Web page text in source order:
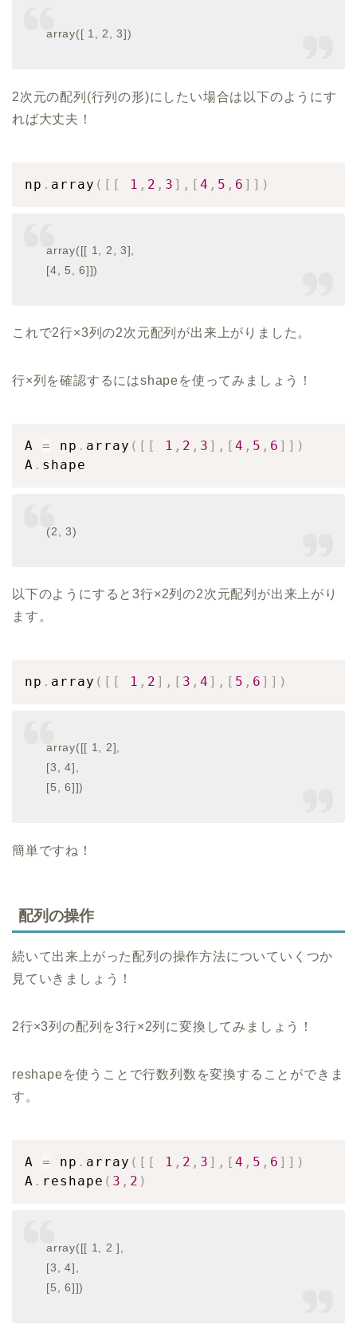
array([ 1, 2, 3])
2次元の配列(行列の形)にしたい場合は以下のようにす
れば大丈夫！
np . array ( [ [ 1 , 2 , 3 ] , [ 4 , 5 , 6 ] ] )
array([[ 1, 2, 3],
[4, 5, 6]])
これで2行×3列の2次元配列が出来上がりました。
行×列を確認するにはshapeを使ってみましょう！
A = np . array ( [ [ 1 , 2 , 3 ] , [ 4 , 5 , 6 ] ] )
A . shape
(2, 3)
以下のようにすると3行×2列の2次元配列が出来上がり
ます。
np . array ( [ [ 1 , 2 ] , [ 3 , 4 ] , [ 5 , 6 ] ] )
array([[ 1, 2],
[3, 4],
[5, 6]])
簡単ですね！
配列の操作
続いて出来上がった配列の操作方法についていくつか
見ていきましょう！
2行×3列の配列を3行×2列に変換してみましょう！
reshapeを使うことで行数列数を変換することができま
す。
A = np . array ( [ [ 1 , 2 , 3 ] , [ 4 , 5 , 6 ] ] )
A . reshape ( 3 , 2 )
array([[ 1, 2 ],
[3, 4],
[5, 6]])